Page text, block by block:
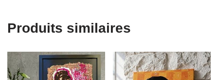
Produits similaires